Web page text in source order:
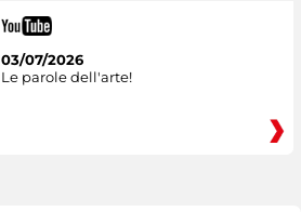
03/07/2026
Le parole dell'arte!